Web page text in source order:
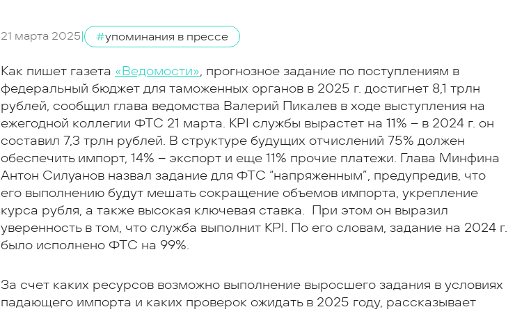
21 марта 2025| #упоминания в прессе
Как пишет газета «Ведомости», прогнозное задание по поступлениям в
федеральный бюджет для таможенных органов в 2025 г. достигнет 8,1 трлн
рублей, сообщил глава ведомства Валерий Пикалев в ходе выступления на
ежегодной коллегии ФТС 21 марта. KPI службы вырастет на 11% – в 2024 г. он
составил 7,3 трлн рублей. В структуре будущих отчислений 75% должен
обеспечить импорт, 14% – экспорт и еще 11% прочие платежи. Глава Минфина
Антон Силуанов назвал задание для ФТС “напряженным”, предупредив, что
его выполнению будут мешать сокращение объемов импорта, укрепление
курса рубля, а также высокая ключевая ставка. При этом он выразил
уверенность в том, что служба выполнит KPI. По его словам, задание на 2024 г.
было исполнено ФТС на 99%.
За счет каких ресурсов возможно выполнение выросшего задания в условиях
падающего импорта и каких проверок ожидать в 2025 году, рассказывает